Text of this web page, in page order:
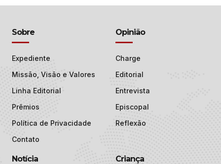
Sobre
Expediente
Missão, Visão e Valores
Linha Editorial
Prêmios
Política de Privacidade
Contato
Opinião
Charge
Editorial
Entrevista
Episcopal
Reflexão
Notícia Criança